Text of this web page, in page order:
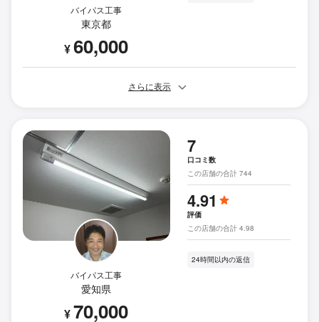
バイパス工事
東京都
¥60,000
さらに表示
バイパス工事
愛知県
¥70,000
7
口コミ数
この店舗の合計 744
4.91
評価
この店舗の合計 4.98
24時間以内の返信